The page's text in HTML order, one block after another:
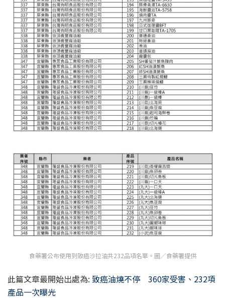
食藥署公布使用到致癌沙拉油共232品項名單。圖／食藥署提供
此篇文章最開始出處為: 致癌油燒不停 360家受害、232項
產品一次曝光